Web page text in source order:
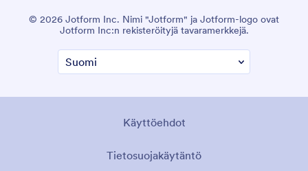
© 2026 Jotform Inc. Nimi "Jotform" ja Jotform-logo ovat
Jotform Inc:n rekisteröityjä tavaramerkkejä.
Käyttöehdot
Tietosuojakäytäntö